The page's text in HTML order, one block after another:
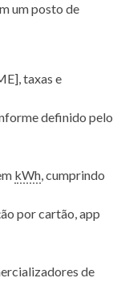
um posto de
taxas e
definido pelo
kWh, cumprindo
por cartão, app
de